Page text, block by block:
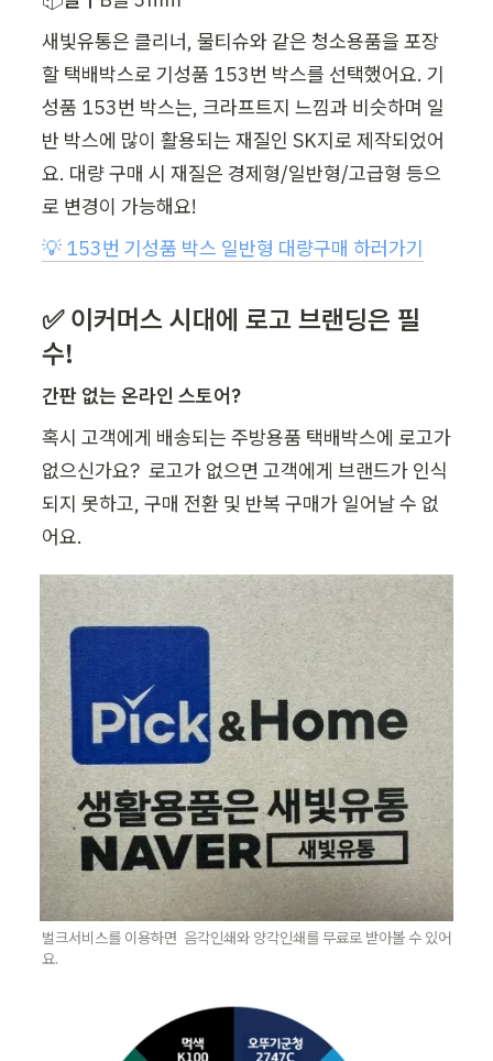
새빛유통은 클리너, 물티슈와 같은 청소용품을 포장
할 택배박스로 기성품 153번 박스를 선택했어요. 기
성품 153번 박스는, 크라프트지 느낌과 비슷하며 일
반 박스에 많이 활용되는 재질인 SK지로 제작되었어
요. 대량 구매 시 재질은 경제형/일반형/고급형 등으
로 변경이 가능해요!
💡 153번 기성품 박스 일반형 대량구매 하러가기
✅ 이커머스 시대에 로고 브랜딩은 필
수!
간판 없는 온라인 스토어?
혹시 고객에게 배송되는 주방용품 택배박스에 로고가
없으신가요?  로고가 없으면 고객에게 브랜드가 인식
되지 못하고, 구매 전환 및 반복 구매가 일어날 수 없
어요.
벌크서비스를 이용하면  음각인쇄와 양각인쇄를 무료로 받아볼 수 있어
요.